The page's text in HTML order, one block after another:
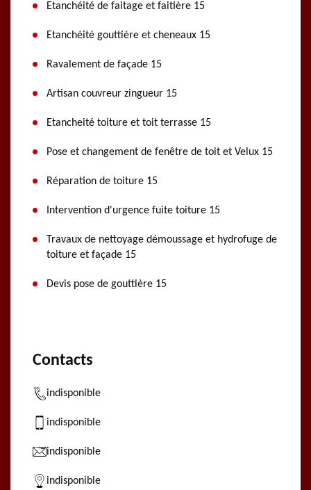
Etanchéité de faitage et faitière 15
Etanchéité gouttière et cheneaux 15
Ravalement de façade 15
Artisan couvreur zingueur 15
Etancheité toiture et toit terrasse 15
Pose et changement de fenêtre de toit et Velux 15
Réparation de toiture 15
Intervention d'urgence fuite toiture 15
Travaux de nettoyage démoussage et hydrofuge de
toiture et façade 15
Devis pose de gouttière 15
Contacts
indisponible
indisponible
indisponible
indisponible